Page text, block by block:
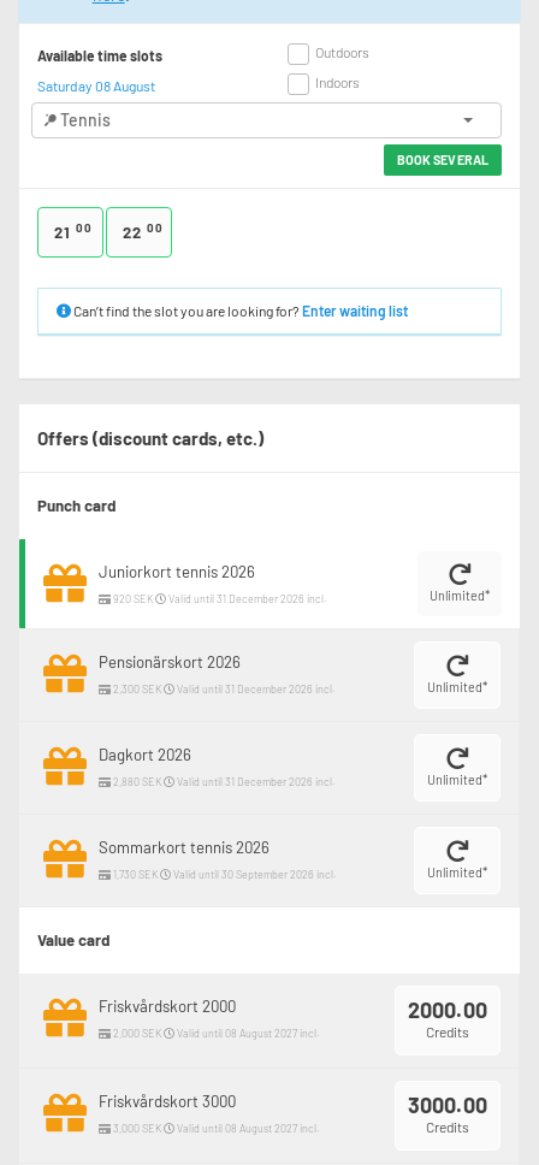
Available time slots
Saturday 08 August
Outdoors
Indoors
Tennis
BOOK SEVERAL
21 00 22 00
Can’t find the slot you are looking for? Enter waiting list
Offers (discount cards, etc.)
Punch card
Unlimited*
Juniorkort tennis 2026
920 SEK Valid until 31 December 2026 incl.
Unlimited*
Pensionärskort 2026
2,300 SEK Valid until 31 December 2026 incl.
Unlimited*
Dagkort 2026
2,880 SEK Valid until 31 December 2026 incl.
Unlimited*
Sommarkort tennis 2026
1,730 SEK Valid until 30 September 2026 incl.
Value card
2000.00
Credits
Friskvårdskort 2000
2,000 SEK Valid until 08 August 2027 incl.
3000.00
Credits
Friskvårdskort 3000
3,000 SEK Valid until 08 August 2027 incl.